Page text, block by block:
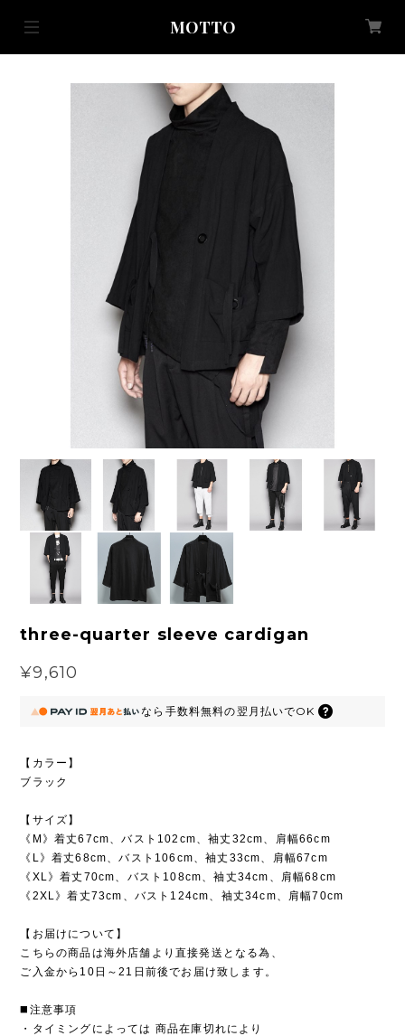
MOTTO
three-quarter sleeve cardigan
¥9,610
なら 手数料無料の翌月払いでOK
【カラー】
ブラック
【サイズ】
《M》着丈67cm、バスト102cm、袖丈32cm、肩幅66cm
《L》着丈68cm、バスト106cm、袖丈33cm、肩幅67cm
《XL》着丈70cm、バスト108cm、袖丈34cm、肩幅68cm
《2XL》着丈73cm、バスト124cm、袖丈34cm、肩幅70cm
【お届けについて】
こちらの商品は海外店舗より直接発送となる為、
ご入金から10日～21日前後でお届け致します。
◼️注意事項
・タイミングによっては 商品在庫切れにより